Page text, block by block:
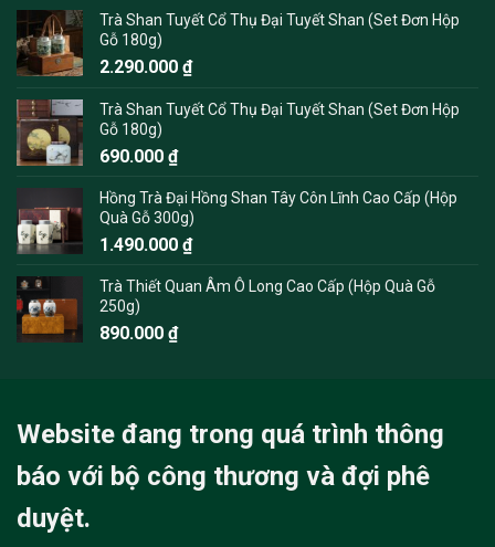
Trà Shan Tuyết Cổ Thụ Đại Tuyết Shan (Set Đơn Hộp
Gỗ 180g)
2.290.000 ₫
Trà Shan Tuyết Cổ Thụ Đại Tuyết Shan (Set Đơn Hộp
Gỗ 180g)
690.000 ₫
Hồng Trà Đại Hồng Shan Tây Côn Lĩnh Cao Cấp (Hộp
Quà Gỗ 300g)
1.490.000 ₫
Trà Thiết Quan Âm Ô Long Cao Cấp (Hộp Quà Gỗ
250g)
890.000 ₫
Website đang trong quá trình thông
báo với bộ công thương và đợi phê
duyệt.